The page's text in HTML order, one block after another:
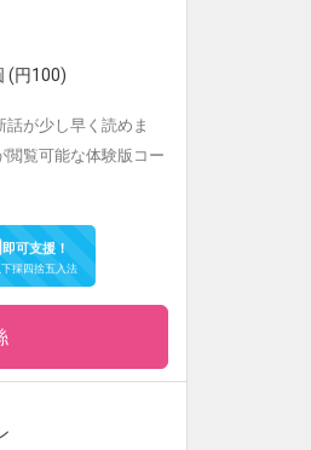
(円100)
話が少し早く読めま
閲覧可能な体験版コー
即可支援！
採四捨五入法